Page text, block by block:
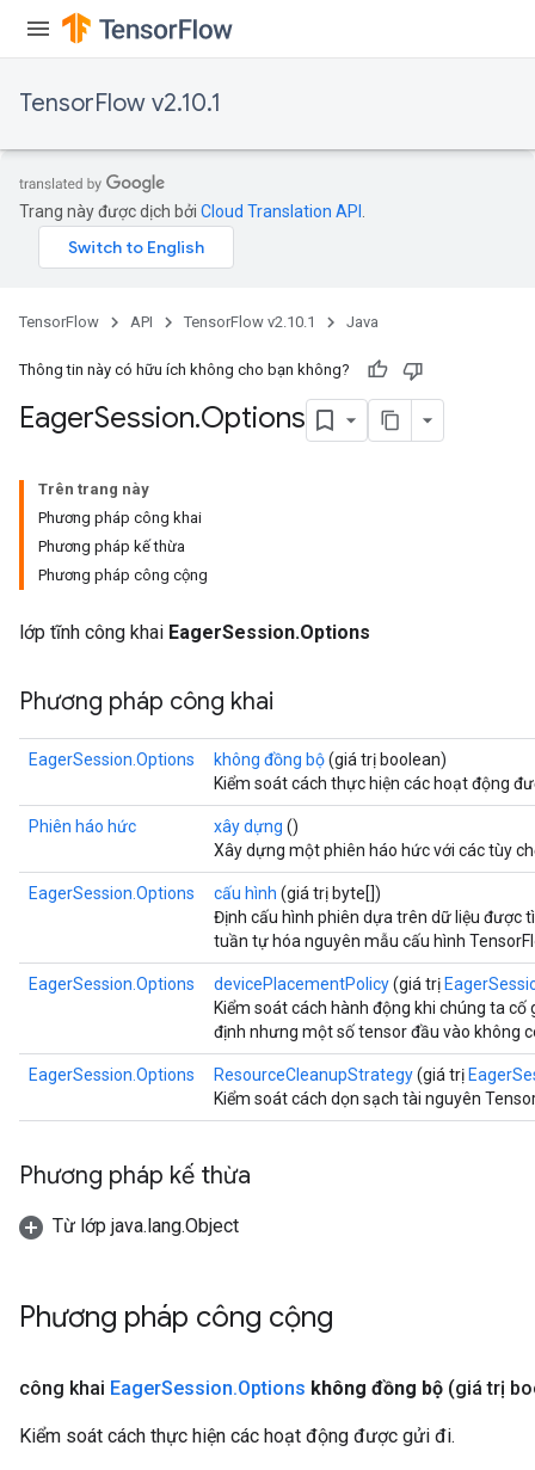
TensorFlow v2.10.1
Trang này được dịch bởi Cloud Translation API
TensorFlow API TensorFlow v2.10.1 Java
Thông tin này có hữu ích không cho bạn không?
EagerSession.Options
Trên trang này
Phương pháp công khai
Phương pháp kế thừa
Phương pháp công cộng
lớp tĩnh công khai EagerSession.Options
Phương pháp công khai
EagerSession.Options không đồng bộ(giá trị boolean)
Kiểm soát cách thực hiện các hoạt động
Phiên háo hức xây dựng ()
Xây dựng một phiên háo hức với các tùy
EagerSession.Options cấu hình (giá trị byte[])
Định cấu hình phiên dựa trên dữ liệu được
tuần tự hóa nguyên mẫu cấu hình
EagerSession.Options devicePlacementPolicy(giá trị
Kiểm soát cách hành động khi chúng ta
định nhưng một số tensor đầu vào không
EagerSession.Options ResourceCleanupStrategy(giá trị
Kiểm soát cách dọn sạch tài nguyên
Phương pháp kế thừa
Từ lớp java.lang.Object
Phương pháp công cộng
công khai EagerSession.Options không đồng bộ (giá trị
Kiểm soát cách thực hiện các hoạt động được gửi đi.